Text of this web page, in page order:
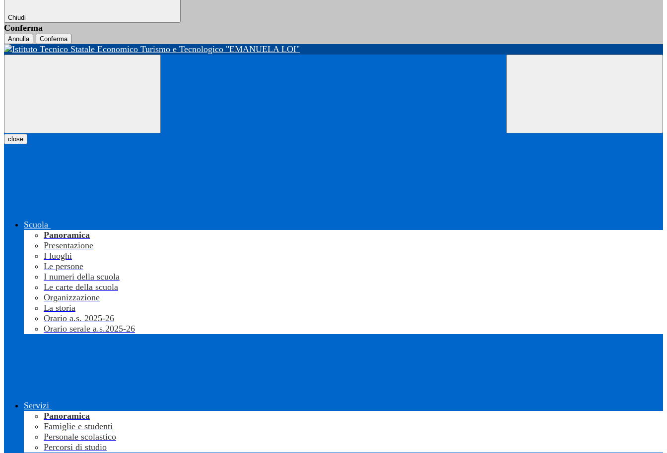
Chiudi
Conferma
Annulla Conferma
close
Scuola
Panoramica
Presentazione
I luoghi
Le persone
I numeri della scuola
Le carte della scuola
Organizzazione
La storia
Orario a.s. 2025-26
Orario serale a.s.2025-26
Servizi
Panoramica
Famiglie e studenti
Personale scolastico
Percorsi di studio